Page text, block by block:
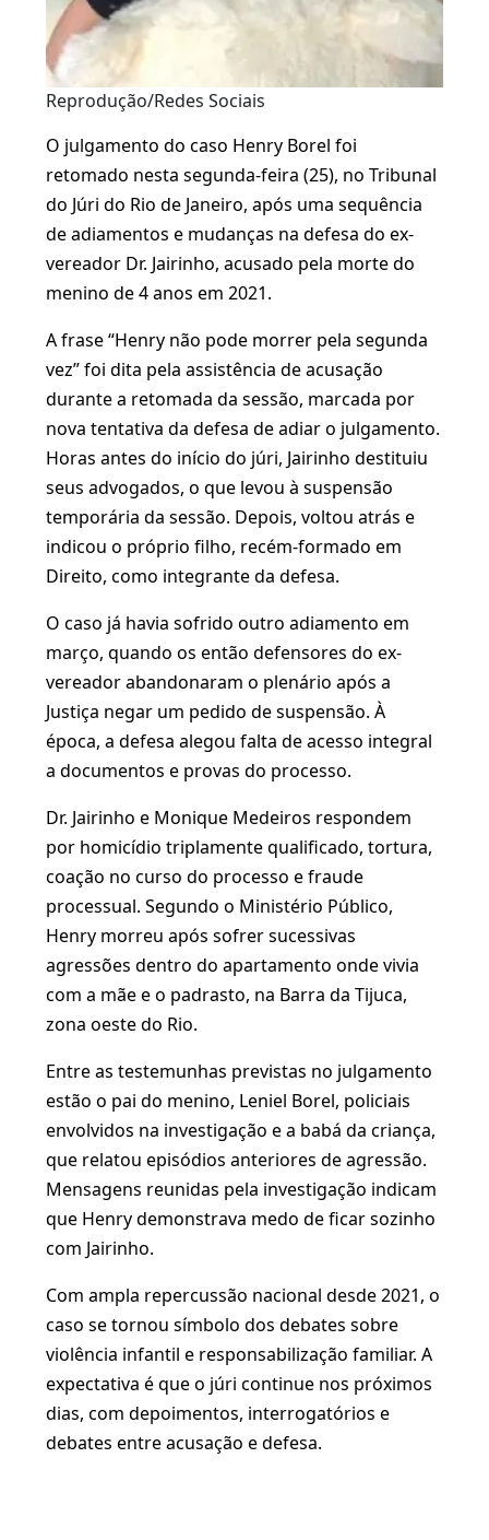
Reprodução/Redes Sociais
O julgamento do caso Henry Borel foi
retomado nesta segunda-feira (25), no Tribunal
do Júri do Rio de Janeiro, após uma sequência
de adiamentos e mudanças na defesa do ex-
vereador Dr. Jairinho, acusado pela morte do
menino de 4 anos em 2021.
A frase “Henry não pode morrer pela segunda
vez” foi dita pela assistência de acusação
durante a retomada da sessão, marcada por
nova tentativa da defesa de adiar o julgamento.
Horas antes do início do júri, Jairinho destituiu
seus advogados, o que levou à suspensão
temporária da sessão. Depois, voltou atrás e
indicou o próprio filho, recém-formado em
Direito, como integrante da defesa.
O caso já havia sofrido outro adiamento em
março, quando os então defensores do ex-
vereador abandonaram o plenário após a
Justiça negar um pedido de suspensão. À
época, a defesa alegou falta de acesso integral
a documentos e provas do processo.
Dr. Jairinho e Monique Medeiros respondem
por homicídio triplamente qualificado, tortura,
coação no curso do processo e fraude
processual. Segundo o Ministério Público,
Henry morreu após sofrer sucessivas
agressões dentro do apartamento onde vivia
com a mãe e o padrasto, na Barra da Tijuca,
zona oeste do Rio.
Entre as testemunhas previstas no julgamento
estão o pai do menino, Leniel Borel, policiais
envolvidos na investigação e a babá da criança,
que relatou episódios anteriores de agressão.
Mensagens reunidas pela investigação indicam
que Henry demonstrava medo de ficar sozinho
com Jairinho.
Com ampla repercussão nacional desde 2021, o
caso se tornou símbolo dos debates sobre
violência infantil e responsabilização familiar. A
expectativa é que o júri continue nos próximos
dias, com depoimentos, interrogatórios e
debates entre acusação e defesa.